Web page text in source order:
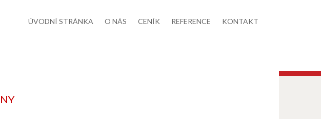
ÚVODNÍ STRÁNKA O NÁS CENÍK REFERENCE KONTAKT